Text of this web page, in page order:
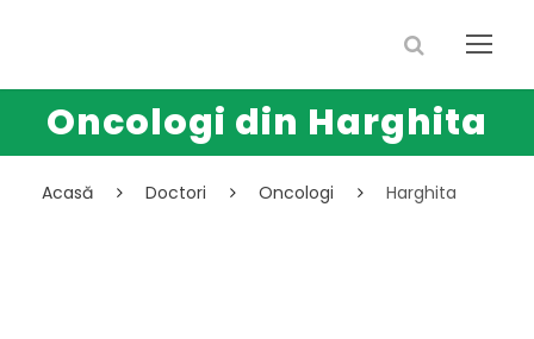
Oncologi din Harghita
Acasă Doctori Oncologi Harghita